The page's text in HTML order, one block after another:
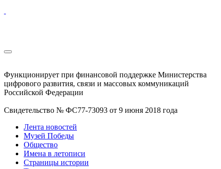
Функционирует при финансовой поддержке Министерства
цифрового развития, связи и массовых коммуникаций
Российской Федерации
Свидетельство № ФС77-73093 от 9 июня 2018 года
Лента новостей
Музей Победы
Общество
Имена в летописи
Страницы истории